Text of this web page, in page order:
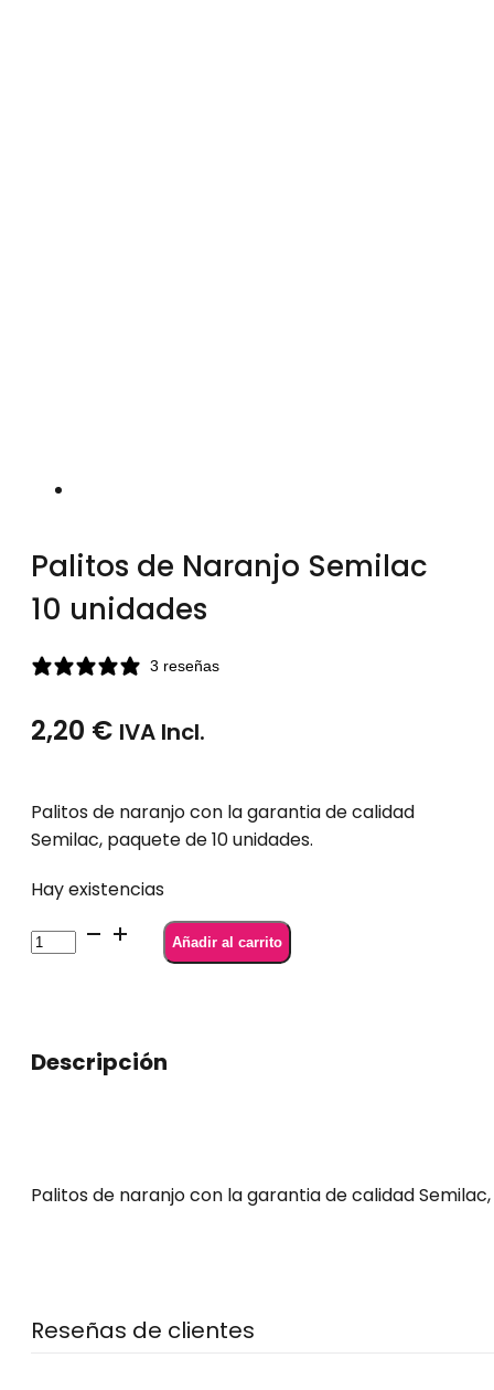
Palitos de Naranjo Semilac
10 unidades
3 reseñas
2,20 € IVA Incl.
Palitos de naranjo con la garantia de calidad
Semilac, paquete de 10 unidades.
Hay existencias
Palitos
de
unidades
Añadir al carrito
Descripción
Palitos de naranjo con la garantia de calidad
Reseñas de clientes